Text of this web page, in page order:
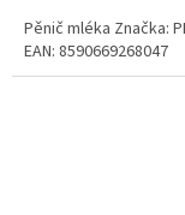
Pěnič mléka Značka:
EAN: 8590669268047